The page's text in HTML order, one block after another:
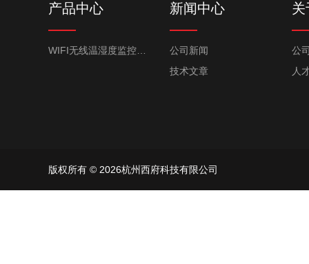
产品中心 新闻中心
公司新闻
技术文章
关
公
人
版权所有 © 2026杭州西府科技有限公司